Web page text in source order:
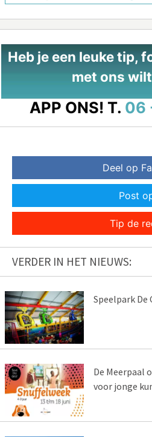
Heb je een leuke tip,
met ons
APP ONS! T. 06
Deel op
Post
Tip de
VERDER IN HET NIEUWS:
Speelpark De
De Meerpaal
voor jonge